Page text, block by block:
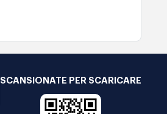
SCANSIONATE PER SCARICARE